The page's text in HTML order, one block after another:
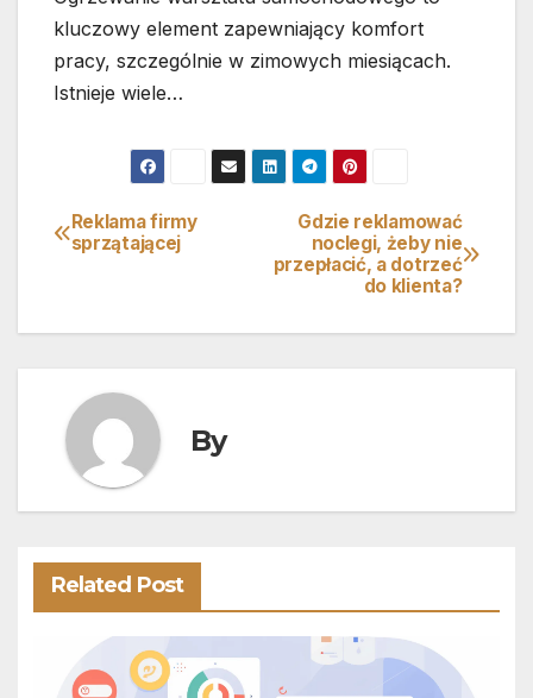
kluczowy element zapewniający komfort
pracy, szczególnie w zimowych miesiącach.
Istnieje wiele…
Nawigacja
Gdzie reklamować
noclegi, żeby nie
przepłacić, a dotrzeć
do klienta?
Reklama firmy
sprzątającej
By
Related Post